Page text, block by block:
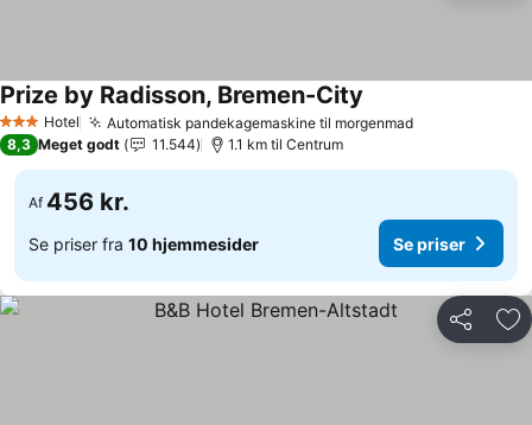
3 StjernerHotel Automatisk pandekagemaskine til morgenmad
Prize by Radisson, Bremen-City
8,3 Meget godt 11.544 1.1 km til Centrum
Af 456 kr.
Se priser fra 10 hjemmesider Se priser
Del